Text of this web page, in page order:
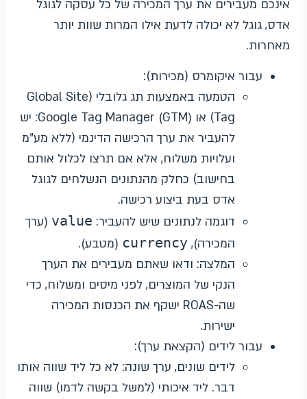
אינכם מעבירים את ערך המכירה של כל עסקה לגוגל
אדס, גוגל לא יכולה לדעת אילו המרות שוות יותר
מאחרות.
עבור איקומרס (מכירות):
הטמעה באמצעות תג גלובלי (Global Site
Tag) או Google Tag Manager (GTM): יש
להעביר את ערך הרכישה הדינמי (ללא מע"מ
ועלויות משלוח, אלא אם תרצו לכלול אותם
בחישוב) כחלק מהנתונים הנשלחים לגוגל
אדס בעת ביצוע רכישה.
דוגמה לנתונים שיש להעביר: value (ערך
המכירה), currency (מטבע).
המלצה: ודאו שאתם מעבירים את הערך
הנקי של המוצרים, לפני מיסים ומשלוח, כדי
שה-ROAS ישקף את הכנסות המכירה
ישירות.
עבור לידים (הקצאת ערך):
לידים שונים, ערך שונה: לא כל ליד שווה אותו
דבר. ליד איכותי (למשל בקשה לדמו) שווה